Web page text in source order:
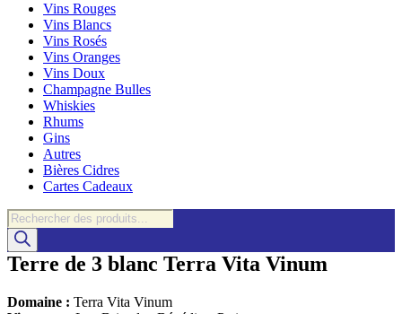
Vins Rouges
Vins Blancs
Vins Rosés
Vins Oranges
Vins Doux
Champagne Bulles
Whiskies
Rhums
Gins
Autres
Bières Cidres
Cartes Cadeaux
Recherche
de
produits
Terre de 3 blanc Terra Vita Vinum
Domaine : Terra Vita Vinum